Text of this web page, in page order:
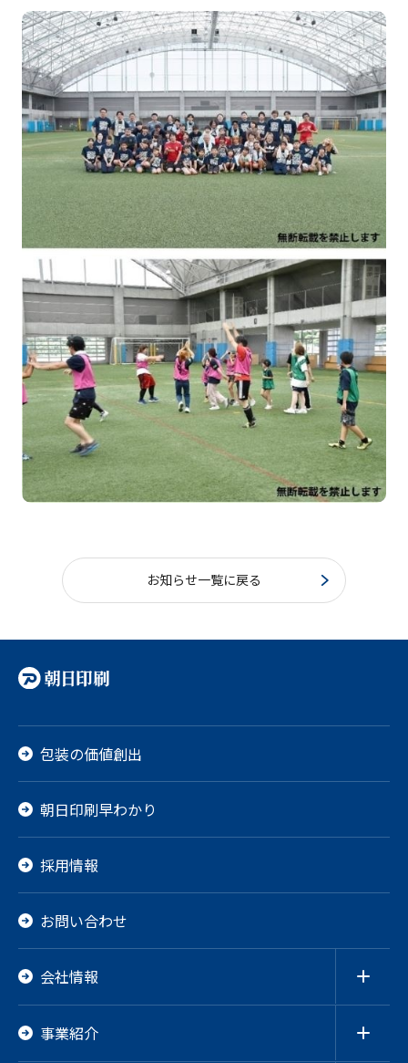
IR資料室
株式・社債情報
財務ハイライト
IRカレンダー
電子公告
トップメッセージ
サステナビリティ方針
推進体制
CSR報告書
環境（Environment）
社会（Social）
ガバナンス（Governance）
当サイトのご利用についてサイトマップ個人情報保護方針
情報セキュリティ方針
COPYRIGHT © 2025 ASAHI PRINTING CO., LTD.
ALL RIGHTS RESERVED.
お知らせ一覧に戻る
包装の価値創出
朝日印刷早わかり
採用情報
お問い合わせ
会社情報
沿革
事業紹介